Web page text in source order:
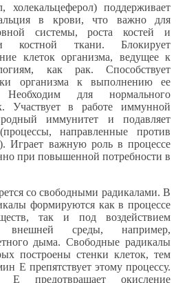
холекальцеферол) поддерживает
в крови, что важно для
системы, роста костей и
костной ткани. Блокирует
клеток организма, ведущее к
как рак. Способствует
организма к выполнению ее
для нормального
Участвует в работе иммунной
иммунитет и подавляет
направленные против
Играет важную роль в процессе
при повышенной потребности в
со свободными радикалами. В
формируются как в процессе
так и под воздействием
внешней среды, например,
дыма. Свободные радикалы
построены стенки клеток, тем
Е препятствует этому процессу.
предотвращает окисление